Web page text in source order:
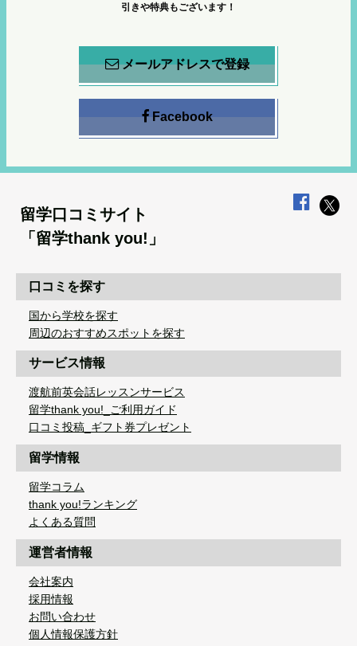
引きや特典もございます！
メールアドレスで登録
Facebook
留学口コミサイト
「留学thank you!」
口コミを探す
国から学校を探す
周辺のおすすめスポットを探す
サービス情報
渡航前英会話レッスンサービス
留学thank you!_ご利用ガイド
口コミ投稿_ギフト券プレゼント
留学情報
留学コラム
thank you!ランキング
よくある質問
運営者情報
会社案内
採用情報
お問い合わせ
個人情報保護方針